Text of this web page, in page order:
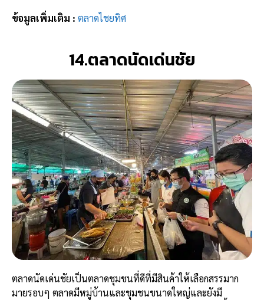
ข้อมูลเพิ่มเติม : ตลาดไชยทิศ
14.ตลาดนัดเด่นชัย
ตลาดนัดเด่นชัยเป็นตลาดชุมชนที่ดีที่มีสินค้าให้เลือกสรรมาก
มายรอบๆ ตลาดมีหมู่บ้านและชุมชนขนาดใหญ่และยังมี